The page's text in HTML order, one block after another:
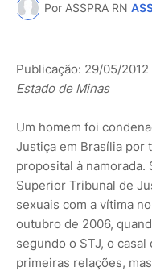
Por ASSPRA RN
Publicação: 29/05/2012
Estado de Minas
Um homem foi
Justiça em Brasília por
proposital à
Superior Tribunal de
sexuais com a vítima
outubro de 2006,
segundo o STJ, o
primeiras relações,